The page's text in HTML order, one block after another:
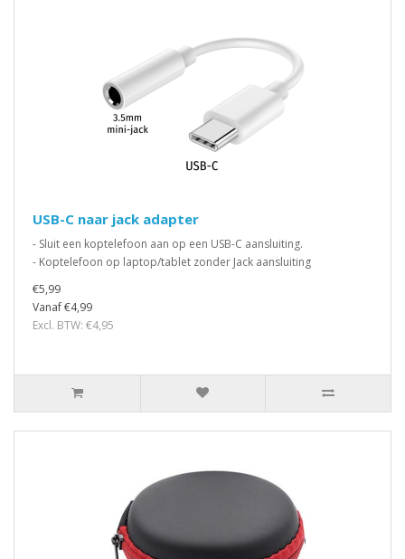
USB-C naar jack adapter
- Sluit een koptelefoon aan op een USB-C aansluiting.
- Koptelefoon op laptop/tablet zonder Jack aansluiting
€5,99
Vanaf €4,99
Excl. BTW: €4,95